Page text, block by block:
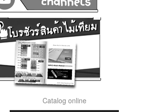
Catalog online